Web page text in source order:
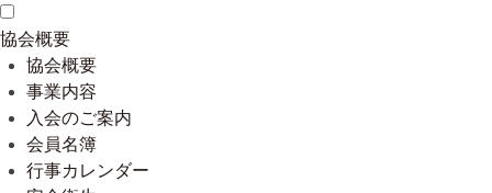
協会概要
協会概要
事業内容
入会のご案内
会員名簿
行事カレンダー